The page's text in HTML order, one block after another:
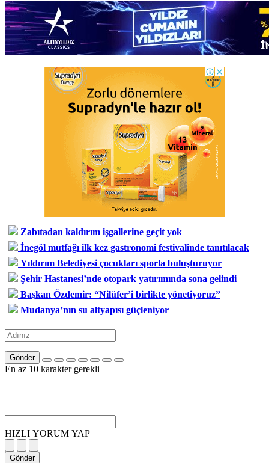
Zabıtadan kaldırım işgallerine geçit yok
İnegöl mutfağı ilk kez gastronomi festivalinde tanıtılacak
Yıldırım Belediyesi çocukları sporla buluşturuyor
Şehir Hastanesi’nde otopark yatırımında sona gelindi
Başkan Özdemir: “Nilüfer’i birlikte yönetiyoruz”
Mudanya’nın su altyapısı güçleniyor
Gönder
En az 10 karakter gerekli
HIZLI YORUM YAP
Gönder